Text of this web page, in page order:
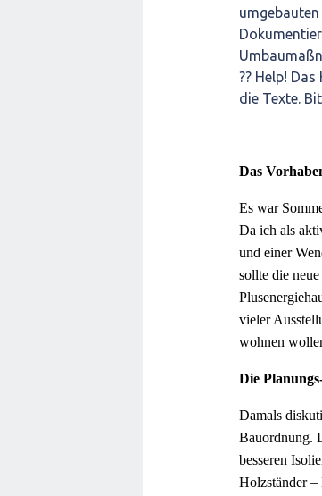
?? Help!
die Texte.
Das
Es war
Da ich als
und einer
sollte die
vieler
wohnen
Die
Damals
Bauordnung.
besseren
Holzständer –